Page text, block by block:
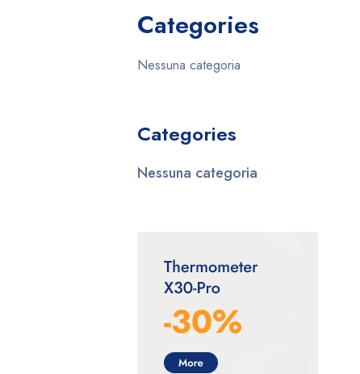
Categories
Nessuna categoria
Categories
Nessuna categoria